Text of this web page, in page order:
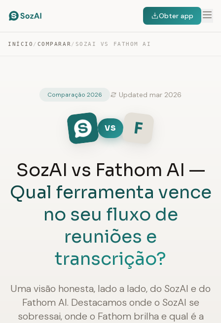
Obter app
INÍCIO / COMPARAR / SOZAI VS FATHOM AI
Comparação 2026 Updated mar 2026
VS F
SozAI vs Fathom AI —
Qual ferramenta vence
no seu fluxo de
reuniões e
transcrição?
Uma visão honesta, lado a lado, do SozAI e do
Fathom AI. Destacamos onde o SozAI se
sobressai, onde o Fathom brilha e qual é a